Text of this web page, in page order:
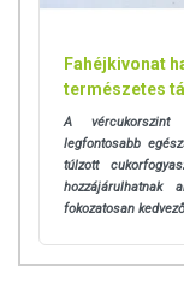
egyénenként
betegséget
A termék nem
az egészséges
A termék nem az
Betegség esetén
ajánlott napi
Fahéjkivonat
természetes
A vércukorszint
legfontosabb
túlzott
hozzájárulhatnak
fokozatosan